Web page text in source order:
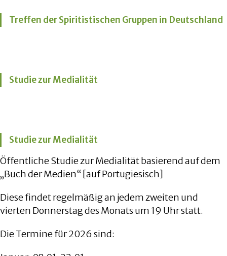
Treffen der Spiritistischen Gruppen in Deutschland
Studie zur Medialität
Studie zur Medialität
Öffentliche Studie zur Medialität basierend auf dem
„Buch der Medien“ [auf Portugiesisch]
Diese findet regelmäßig an jedem zweiten und
vierten Donnerstag des Monats um 19 Uhr statt.
Die Termine für 2026 sind: